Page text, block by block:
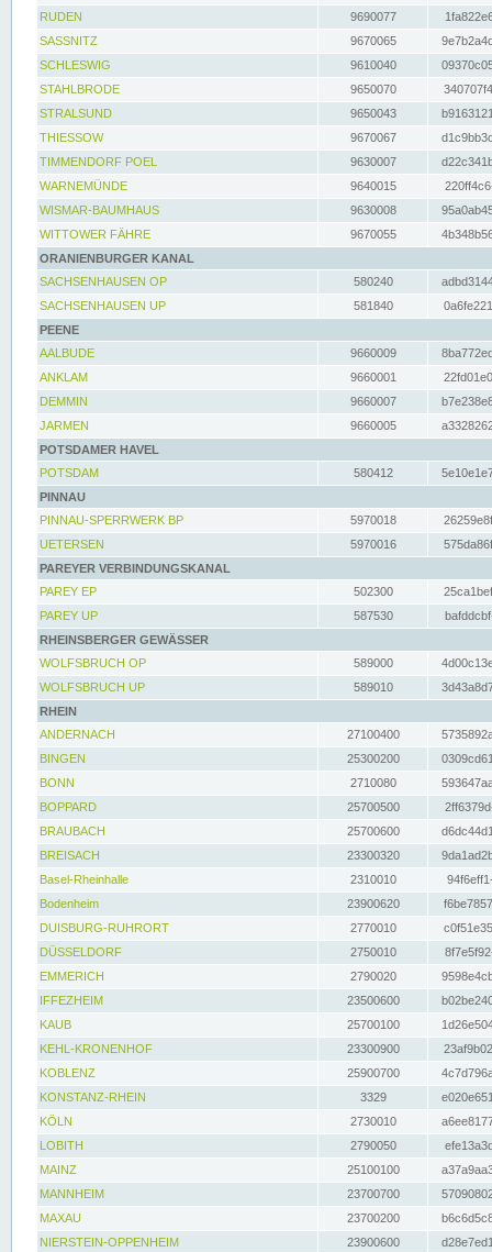
RUDEN
9690077
SASSNITZ
9670065
SCHLESWIG
9610040
STAHLBRODE
9650070
STRALSUND
9650043
THIESSOW
9670067
TIMMENDORF POEL
9630007
WARNEMÜNDE
9640015
WISMAR-BAUMHAUS
9630008
WITTOWER FÄHRE
9670055
ORANIENBURGER KANAL
SACHSENHAUSEN OP
580240
SACHSENHAUSEN UP
581840
PEENE
AALBUDE
9660009
ANKLAM
9660001
DEMMIN
9660007
JARMEN
9660005
POTSDAMER HAVEL
POTSDAM
580412
PINNAU
PINNAU-SPERRWERK BP
5970018
UETERSEN
5970016
PAREYER VERBINDUNGSKANAL
PAREY EP
502300
PAREY UP
587530
RHEINSBERGER GEWÄSSER
WOLFSBRUCH OP
589000
WOLFSBRUCH UP
589010
RHEIN
ANDERNACH
27100400
BINGEN
25300200
BONN
2710080
BOPPARD
25700500
BRAUBACH
25700600
BREISACH
23300320
Basel-Rheinhalle
2310010
Bodenheim
23900620
DUISBURG-RUHRORT
2770010
DÜSSELDORF
2750010
EMMERICH
2790020
IFFEZHEIM
23500600
KAUB
25700100
KEHL-KRONENHOF
23300900
KOBLENZ
25900700
KONSTANZ-RHEIN
3329
KÖLN
2730010
LOBITH
2790050
MAINZ
25100100
MANNHEIM
23700700
MAXAU
23700200
NIERSTEIN-OPPENHEIM
23900600